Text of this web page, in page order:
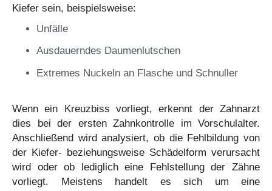
Kiefer sein, beispielsweise:
Unfälle
Ausdauerndes Daumenlutschen
Extremes Nuckeln an Flasche und Schnuller
Wenn ein Kreuzbiss vorliegt, erkennt der Zahnarzt
dies bei der ersten Zahnkontrolle im Vorschulalter.
Anschließend wird analysiert, ob die Fehlbildung von
der Kiefer- beziehungsweise Schädelform verursacht
wird oder ob lediglich eine Fehlstellung der Zähne
vorliegt. Meistens handelt es sich um eine